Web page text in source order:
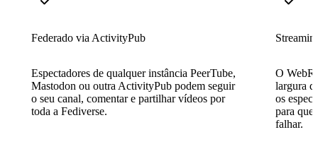
Federado via ActivityPub
Espectadores de qualquer instância PeerTube,
Mastodon ou outra ActivityPub podem seguir
o seu canal, comentar e partilhar vídeos por
toda a Fediverse.
O
largura
os
para que
falhar.